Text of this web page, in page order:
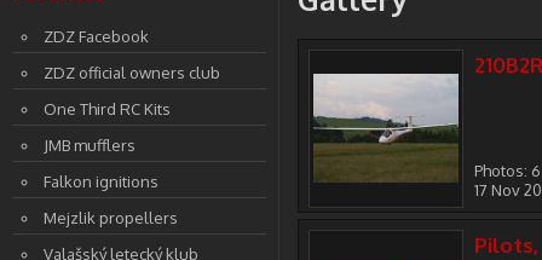
Photos: 6
17 Nov
ZDZ Facebook
ZDZ official owners club
One Third RC Kits
JMB mufflers
Falkon ignitions
Mejzlik propellers
Valašský letecký klub